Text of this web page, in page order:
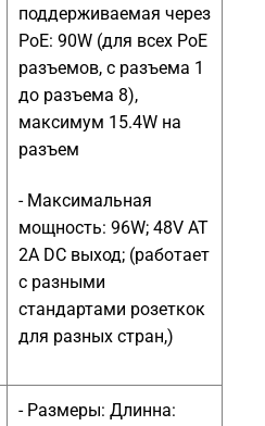
поддерживаемая через
PoE: 90W (для всех PoE
разъемов, с разъема 1
до разъема 8),
максимум 15.4W на
разъем
- Максимальная
мощность: 96W; 48V AT
2A DC выход; (работает
с разными
стандартами розеткок
для разных стран,)
- Размеры: Длинна: